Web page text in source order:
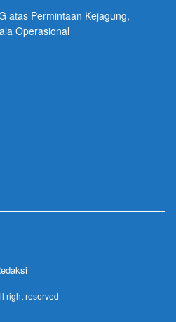
atas Permintaan Kejagung,
Operasional
right reserved